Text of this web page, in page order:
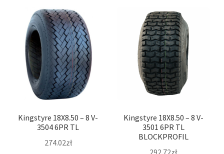
Kingstyre 18X8.50 – 8 V-
3504 6PR TL
274.02zł
Kingstyre 18X8.50 – 8 V-
3501 6PR TL
BLOCKPROFIL
292.72zł